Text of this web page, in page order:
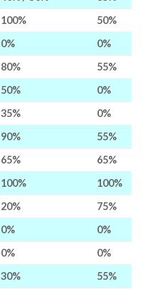
100%
50%
0%
0%
80%
55%
50%
0%
35%
0%
90%
55%
65%
65%
100%
100%
20%
75%
0%
0%
0%
0%
30%
55%